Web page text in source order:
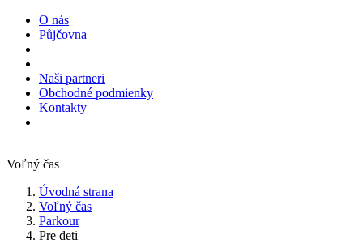
O nás
Půjčovna
Naši partneri
Obchodné podmienky
Kontakty
Voľný čas
Úvodná strana
Voľný čas
Parkour
Pre deti